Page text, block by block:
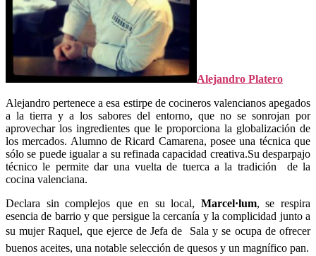
Alejandro Platero
Alejandro pertenece a esa estirpe de cocineros valencianos apegados
a la tierra y a los sabores del entorno, que no se sonrojan por
aprovechar los ingredientes que le proporciona la globalización de
los mercados. Alumno de Ricard Camarena, posee una técnica que
sólo se puede igualar a su refinada capacidad creativa.Su desparpajo
técnico le permite dar una vuelta de tuerca a la tradición de la
cocina valenciana.
Declara sin complejos que en su local, Marcel·lum, se respira
esencia de barrio y que persigue la cercanía y la complicidad junto a
su mujer Raquel, que ejerce de Jefa de Salayse ocupa de ofrecer
buenos aceites, una notable selección de quesos y un magnífico pan.